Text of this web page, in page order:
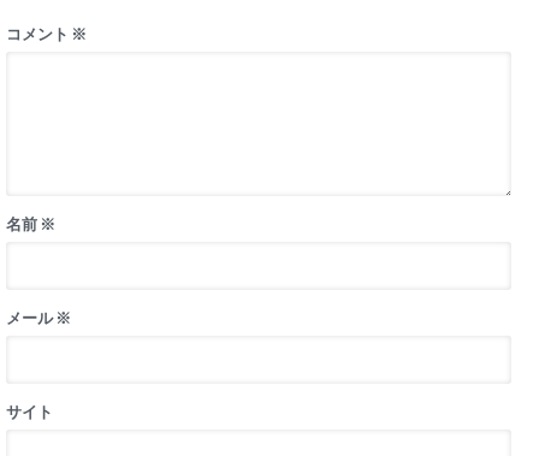
コメント ※
名前 ※
メール※
サイト